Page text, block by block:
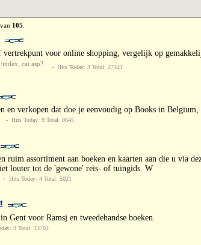
105
voor online shopping, vergelijk op
- Hits Today: 3 Total: 27321
en verkopen dat doe je eenvoudig op Books in
- Hits Today: 9 Total: 8645
ruim assortiment aan boeken en kaarten aan die u via
louter tot de 'gewone' reis- of tuingids. W
- Hits Today: 4 Total: 5021
Gent voor Ramsj en tweedehandse boeken.
3 Total: 13702